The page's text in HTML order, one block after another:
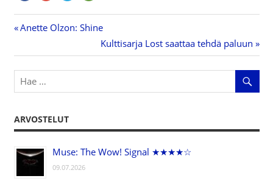
Artikkelien
selaus
Previous
Anette Olzon: Shine
Next
Post:
Kulttisarja Lost saattaa tehdä paluun
ARVOSTELUT
Muse: The Wow! Signal ★★★★☆
09.07.2026